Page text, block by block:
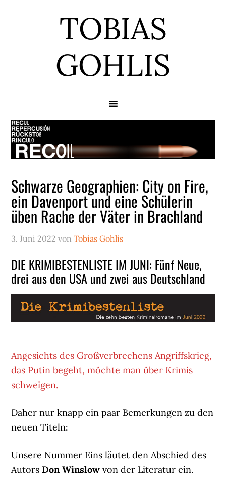
TOBIAS
GOHLIS
Schwarze Geographien: City on Fire,
ein Davenport und eine Schülerin
üben Rache der Väter in Brachland
3. Juni 2022 vonTobias Gohlis
DIE KRIMIBESTENLISTE IM JUNI: Fünf Neue,
drei aus den USA und zwei aus Deutschland
Angesichts des Großverbrechens Angriffskrieg,
das Putin begeht, möchte man über Krimis
schweigen.
Daher nur knapp ein paar Bemerkungen zu den
neuen Titeln:
Unsere Nummer Eins läutet den Abschied des
AutorsDon Winslow von der Literatur ein.